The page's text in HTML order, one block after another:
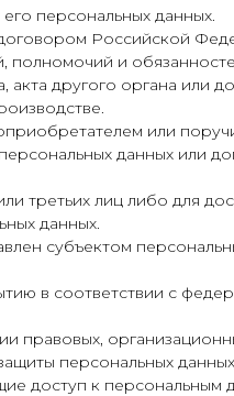
персональных данных.
Российской
полномочий и
другого органа или
или
данных или
третьих лиц либо для
данных.
субъектом
в соответствии с
правовых,
персональных
доступ к персональным